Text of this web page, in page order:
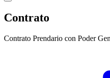
Contrato
Contrato Prendario con Poder